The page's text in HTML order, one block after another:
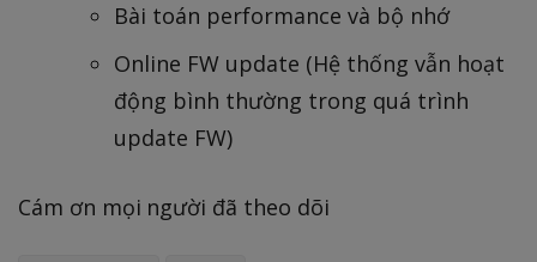
Bài toán performance và bộ nhớ
Online FW update (Hệ thống vẫn hoạt
động bình thường trong quá trình
update FW)
Cám ơn mọi người đã theo dõi